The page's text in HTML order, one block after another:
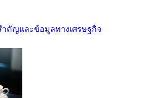
คัญและข้อมูลทางเศรษฐกิจ